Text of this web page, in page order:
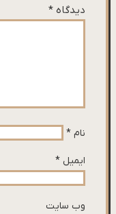
دیدگاه *
نام *
ایمیل *
وب‌ سایت